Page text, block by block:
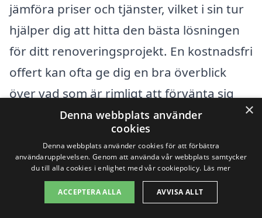
jämföra priser och tjänster, vilket i sin tur
hjälper dig att hitta den bästa lösningen
för ditt renoveringsprojekt. En kostnadsfri
offert kan ofta ge dig en bra överblick
över vad som är rimligt att förvänta sig
för din specifika renovering.
Genom att göra din research och jämföra
olika alternativ kan du säkerställa en
lyckad badrumsrenovering, både estetiskt
×
Denna webbplats använder
cookies
Denna webbplats använder cookies för att förbättra
användarupplevelsen. Genom att använda vår webbplats samtycker
du till alla cookies i enlighet med vår cookiepolicy. Läs mer
ACCEPTERA ALLA AVVISA ALLT